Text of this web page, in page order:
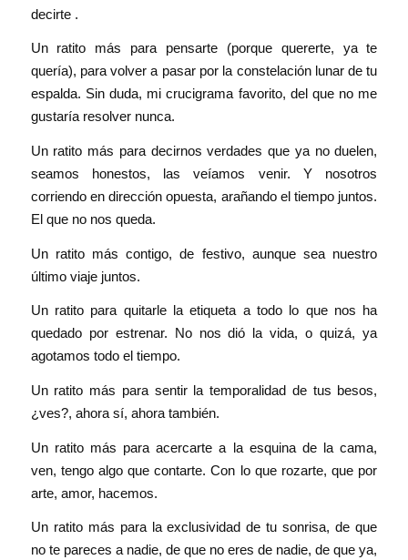
decirte .
Un ratito más para pensarte (porque quererte, ya te
quería), para volver a pasar por la constelación lunar de tu
espalda. Sin duda, mi crucigrama favorito, del que no me
gustaría resolver nunca.
Un ratito más para decirnos verdades que ya no duelen,
seamos honestos, las veíamos venir. Y nosotros
corriendo en dirección opuesta, arañando el tiempo juntos.
El que no nos queda.
Un ratito más contigo, de festivo, aunque sea nuestro
último viaje juntos.
Un ratito para quitarle la etiqueta a todo lo que nos ha
quedado por estrenar. No nos dió la vida, o quizá, ya
agotamos todo el tiempo.
Un ratito más para sentir la temporalidad de tus besos,
¿ves?, ahora sí, ahora también.
Un ratito más para acercarte a la esquina de la cama,
ven, tengo algo que contarte. Con lo que rozarte, que por
arte, amor, hacemos.
Un ratito más para la exclusividad de tu sonrisa, de que
no te pareces a nadie, de que no eres de nadie, de que ya,